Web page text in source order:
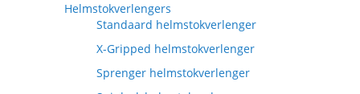
Helmstokverlengers
Standaard helmstokverlenger
X-Gripped helmstokverlenger
Sprenger helmstokverlenger